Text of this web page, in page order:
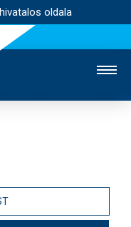
oldala
STADION